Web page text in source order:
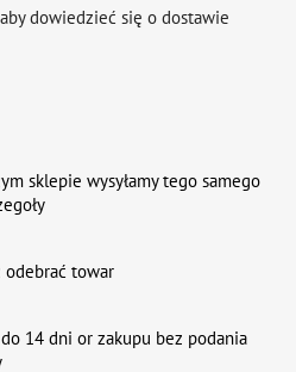
dowiedzieć się o dostawie
sklepie wysyłamy tego samego
odebrać towar
14 dni or zakupu bez podania